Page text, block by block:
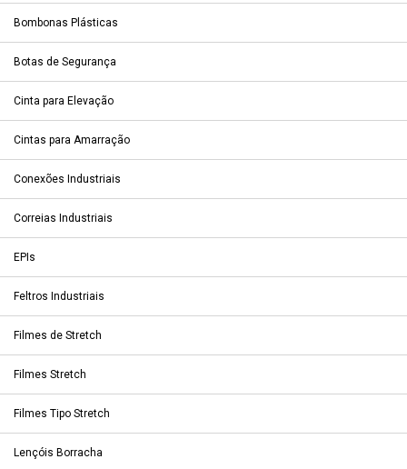
Bombonas Plásticas
Botas de Segurança
Cinta para Elevação
Cintas para Amarração
Conexões Industriais
Correias Industriais
EPIs
Feltros Industriais
Filmes de Stretch
Filmes Stretch
Filmes Tipo Stretch
Lençóis Borracha